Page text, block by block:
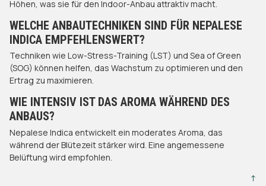
Höhen, was sie für den Indoor-Anbau attraktiv macht.​
WELCHE ANBAUTECHNIKEN SIND FÜR NEPALESE
INDICA EMPFEHLENSWERT?
Techniken wie Low-Stress-Training (LST) und Sea of Green
(SOG) können helfen, das Wachstum zu optimieren und den
Ertrag zu maximieren.​
WIE INTENSIV IST DAS AROMA WÄHREND DES
ANBAUS?
Nepalese Indica entwickelt ein moderates Aroma, das
während der Blütezeit stärker wird. Eine angemessene
Belüftung wird empfohlen.
↑